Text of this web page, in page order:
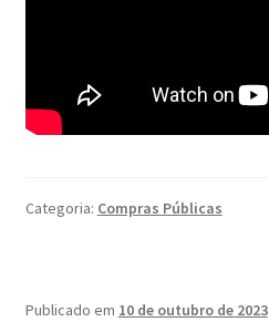
Categoria: Compras Públicas
Publicado em 10 de outubro de 2023